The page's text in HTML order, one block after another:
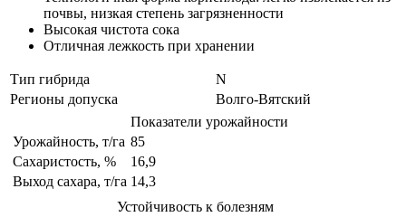
почвы, низкая степень загрязненности
Высокая чистота сока
Отличная лежкость при хранении
Тип гибрида
N
Регионы допуска
Волго-Вятский
Показатели урожайности
Урожайность, т/га 85
Сахаристость, %
16,9
Выход сахара, т/га 14,3
Устойчивость к болезням